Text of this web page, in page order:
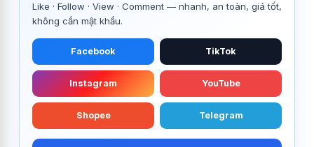
Like · Follow · View · Comment — nhanh, an toàn, giá tốt,
không cần mật khẩu.
Facebook TikTok
Instagram YouTube
Shopee Telegram